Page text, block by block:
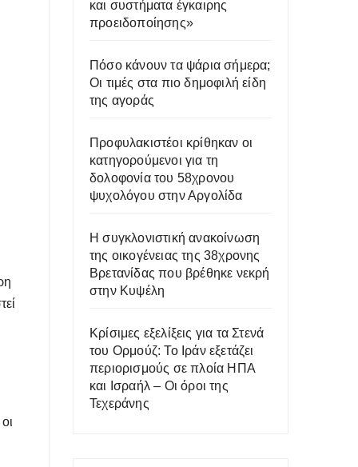
και συστήματα έγκαιρης
προειδοποίησης»
Πόσο κάνουν τα ψάρια σήμερα;
Οι τιμές στα πιο δημοφιλή είδη
της αγοράς
Προφυλακιστέοι κρίθηκαν οι
κατηγορούμενοι για τη
δολοφονία του 58χρονου
ψυχολόγου στην Αργολίδα
Η συγκλονιστική ανακοίνωση
της οικογένειας της 38χρονης
Βρετανίδας που βρέθηκε νεκρή
στην Κυψέλη
Κρίσιμες εξελίξεις για τα Στενά
του Ορμούζ: Το Ιράν εξετάζει
περιορισμούς σε πλοία ΗΠΑ
και Ισραήλ – Οι όροι της
Τεχεράνης